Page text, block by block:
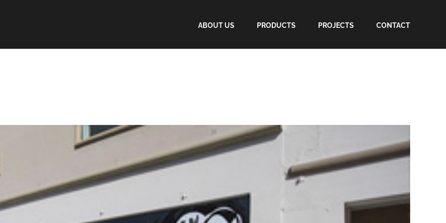
ABOUT US PRODUCTS PROJECTS CONTACT